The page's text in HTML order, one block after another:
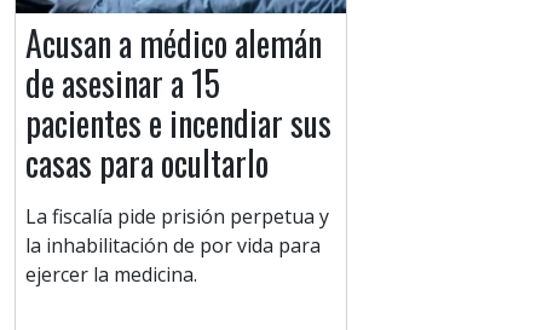
Acusan a médico alemán
de asesinar a 15
pacientes e incendiar sus
casas para ocultarlo
La fiscalía pide prisión perpetua y
la inhabilitación de por vida para
ejercer la medicina.